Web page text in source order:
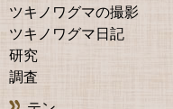
ツキノワグマの撮影
ツキノワグマ日記
研究
調査